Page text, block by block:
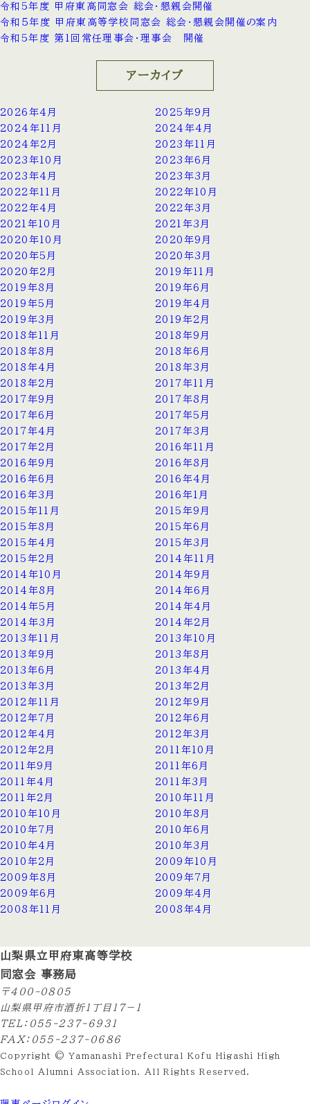
令和5年度 甲府東高同窓会 総会・懇親会開催
令和５年度 甲府東高等学校同窓会 総会・懇親会開催の案内
令和5年度 第1回常任理事会・理事会 開催
アーカイブ
2026年4月
2025年9月
2024年11月
2024年4月
2024年2月
2023年11月
2023年10月
2023年6月
2023年4月
2023年3月
2022年11月
2022年10月
2022年4月
2022年3月
2021年10月
2021年3月
2020年10月
2020年9月
2020年5月
2020年3月
2020年2月
2019年11月
2019年8月
2019年6月
2019年5月
2019年4月
2019年3月
2019年2月
2018年11月
2018年9月
2018年8月
2018年6月
2018年4月
2018年3月
2018年2月
2017年11月
2017年9月
2017年8月
2017年6月
2017年5月
2017年4月
2017年3月
2017年2月
2016年11月
2016年9月
2016年8月
2016年6月
2016年4月
2016年3月
2016年1月
2015年11月
2015年9月
2015年8月
2015年6月
2015年4月
2015年3月
2015年2月
2014年11月
2014年10月
2014年9月
2014年8月
2014年6月
2014年5月
2014年4月
2014年3月
2014年2月
2013年11月
2013年10月
2013年9月
2013年8月
2013年6月
2013年4月
2013年3月
2013年2月
2012年11月
2012年9月
2012年7月
2012年6月
2012年4月
2012年3月
2012年2月
2011年10月
2011年9月
2011年6月
2011年4月
2011年3月
2011年2月
2010年11月
2010年10月
2010年8月
2010年7月
2010年6月
2010年4月
2010年3月
2010年2月
2009年10月
2009年8月
2009年7月
2009年6月
2009年4月
2008年11月
2008年4月
山梨県立甲府東高等学校
同窓会 事務局
〒400-0805
山梨県甲府市酒折1丁目17−１
TEL：055-237-6931
FAX：055-237-0686
Copyright © Yamanashi Prefectural Kofu Higashi High
School Alumni Association. All Rights Reserved.